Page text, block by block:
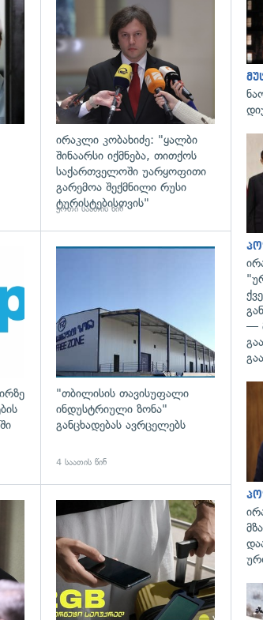
გადახედვა
ირაკლი კობახიძე: "ყალბი
შინაარსი იქმნება, თითქოს
საქართველოში უარყოფითი
გარემოა შექმნილი რუსი
ტურისტებისთვის"
ერთი საათის წინ
"თბილისის თავისუფალი
ინდუსტრიული ზონა"
განცხადებას ავრცელებს
4 საათის წინ
გადახედვა
—